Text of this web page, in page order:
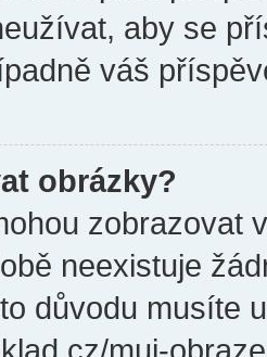
aby se
váš
obrázky?
zobrazovat
neexistuje
důvodu musíte